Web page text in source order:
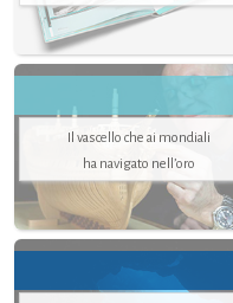
Il vascello che ai mondiali
ha navigato nell’oro